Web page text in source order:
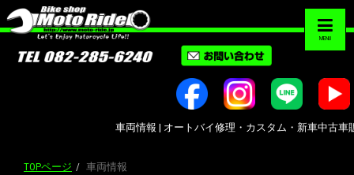
MENU
車両情報 | オートバイ修理・カスタム・新車中古車販
TOPページ 車両情報